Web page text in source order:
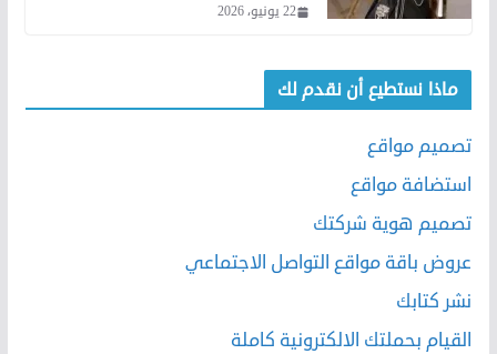
22 يونيو، 2026
ماذا نستطيع أن نقدم لك
تصميم مواقع
استضافة مواقع
تصميم هوية شركتك
عروض باقة مواقع التواصل الاجتماعي
نشر كتابك
القيام بحملتك الالكترونية كاملة